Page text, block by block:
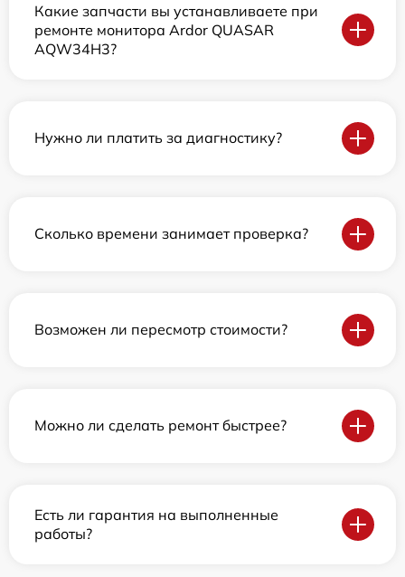
Какие запчасти вы устанавливаете при
ремонте монитора Ardor QUASAR
AQW34H3?
Нужно ли платить за диагностику?
Сколько времени занимает проверка?
Возможен ли пересмотр стоимости?
Можно ли сделать ремонт быстрее?
Есть ли гарантия на выполненные
работы?